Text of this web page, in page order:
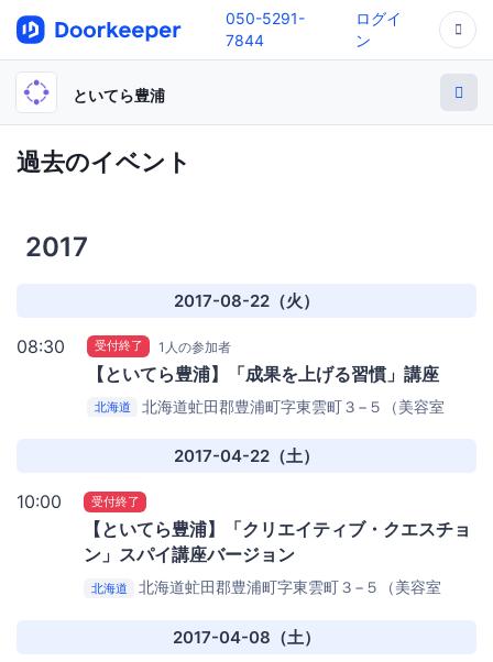
050-5291-
7844
ログイ
ン
といてら豊浦
過去のイベント
2017
2017-08-22（火）
08:30 受付終了 1人の参加者
【といてら豊浦】「成果を上げる習慣」講座
北海道
北海道虻田郡豊浦町字東雲町３−５（美容室
2017-04-22（土）
10:00 受付終了
【といてら豊浦】「クリエイティブ・クエスチョ
ン」スパイ講座バージョン
北海道
北海道虻田郡豊浦町字東雲町３−５（美容室
2017-04-08（土）